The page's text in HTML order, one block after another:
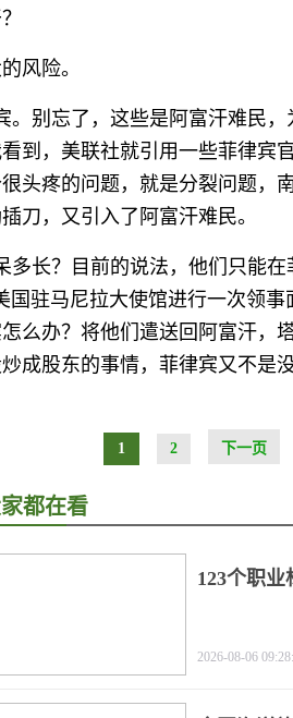
风险。
。别忘了，这些是阿富汗难民
到，美联社就引用一些菲律宾
头疼的问题，就是分裂问题，
刀，又引入了阿富汗难民。
多长？目前的说法，他们只能
国驻马尼拉大使馆进行一次领事
么办？将他们遣送回阿富汗，
成股东的事情，菲律宾又不是没
1 2 下一页
都在看
123个职
2026-08-06